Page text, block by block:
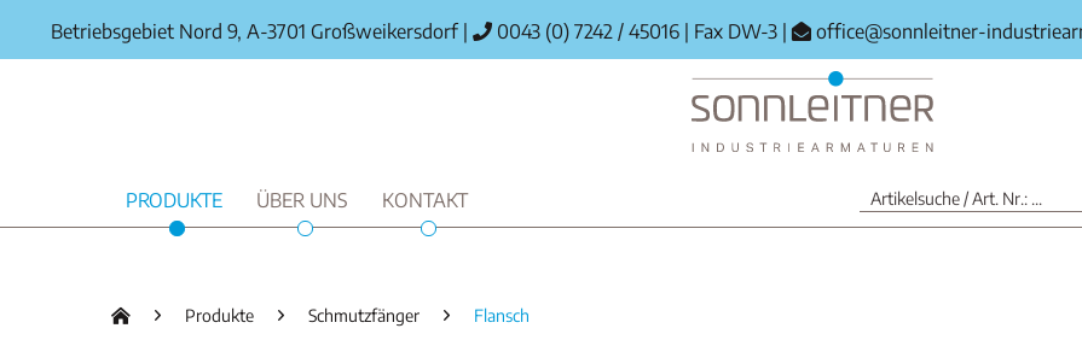
Betriebsgebiet Nord 9, A-3701 Großweikersdorf 0043 (0) 7242 / 45016 Fax DW-3 office@sonnleitner-
PRODUKTE ÜBER UNS KONTAKT
Produkte Schmutzfänger Flansch